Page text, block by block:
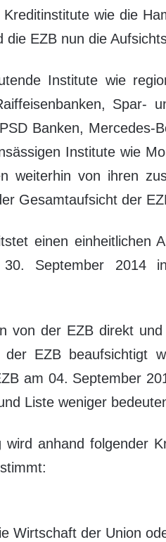
wie die
die EZB nun die
Institute wie
Spar-
Banken, Mercedes-
Institute wie
weiterhin von ihren
Gesamtaufsicht der
einen einheitlichen
September 2014
von der EZB direkt
der EZB beaufsichtigt
am 04. September
Liste weniger
wird anhand folgender
Wirtschaft der Union